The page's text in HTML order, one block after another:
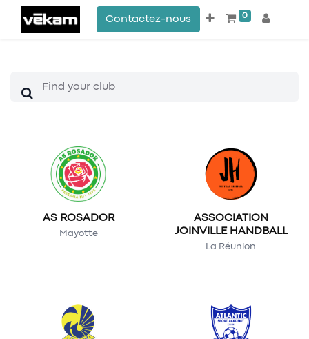
0
Contactez-nous
AS ROSADOR
Mayotte
ASSOCIATION
JOINVILLE HANDBALL
La Réunion